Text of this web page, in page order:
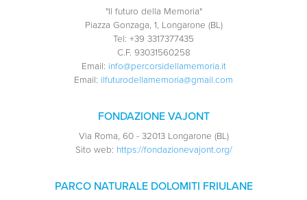
"Il futuro della Memoria"
Piazza Gonzaga, 1, Longarone (BL)
Tel: +39 3317377435
C.F. 93031560258
Email: info@percorsidellamemoria.it
Email: ilfuturodellamemoria@gmail.com
FONDAZIONE VAJONT
Via Roma, 60 - 32013 Longarone (BL)
Sito web: https://fondazionevajont.org/
PARCO NATURALE DOLOMITI FRIULANE